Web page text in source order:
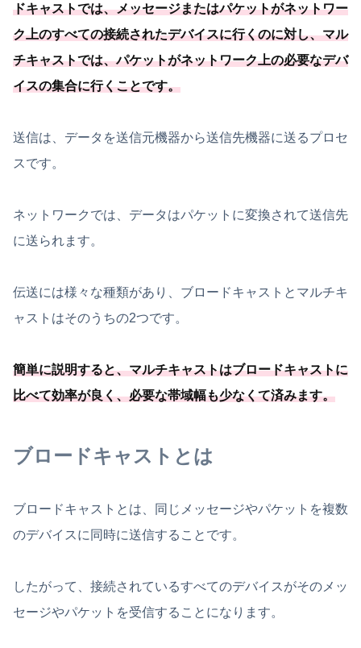
ドキャストでは、メッセージまたはパケットがネットワー
ク上のすべての接続されたデバイスに行くのに対し、マル
チキャストでは、パケットがネットワーク上の必要なデバ
イスの集合に行くことです。
送信は、データを送信元機器から送信先機器に送るプロセ
スです。
ネットワークでは、データはパケットに変換されて送信先
に送られます。
伝送には様々な種類があり、ブロードキャストとマルチキ
ャストはそのうちの2つです。
簡単に説明すると、マルチキャストはブロードキャストに
比べて効率が良く、必要な帯域幅も少なくて済みます。
ブロードキャストとは
ブロードキャストとは、同じメッセージやパケットを複数
のデバイスに同時に送信することです。
したがって、接続されているすべてのデバイスがそのメッ
セージやパケットを受信することになります。